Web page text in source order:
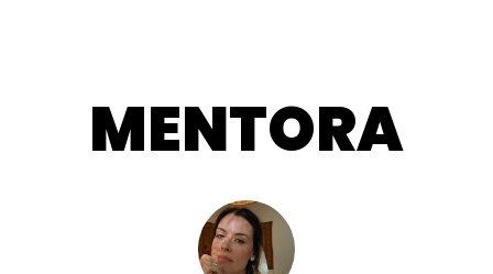
MENTORA